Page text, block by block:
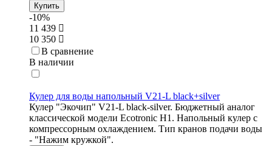
Купить
-10%
11 439
10 350
В сравнение
В наличии
Кулер для воды напольный V21-L black+silver
Кулер "Экочип" V21-L black-silver. Бюджетный аналог
классической модели Ecotronic Н1. Напольный кулер с
компрессорным охлаждением. Тип кранов подачи воды
- "Нажим кружкой".